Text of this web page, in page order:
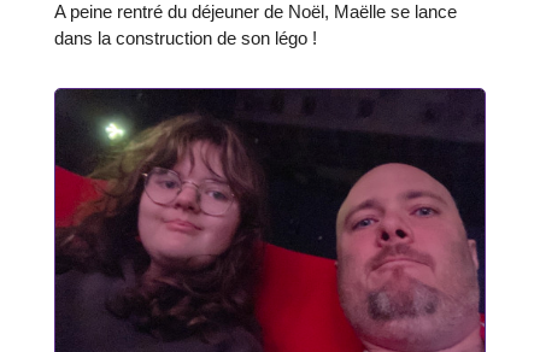
A peine rentré du déjeuner de Noël, Maëlle se lance
dans la construction de son légo !